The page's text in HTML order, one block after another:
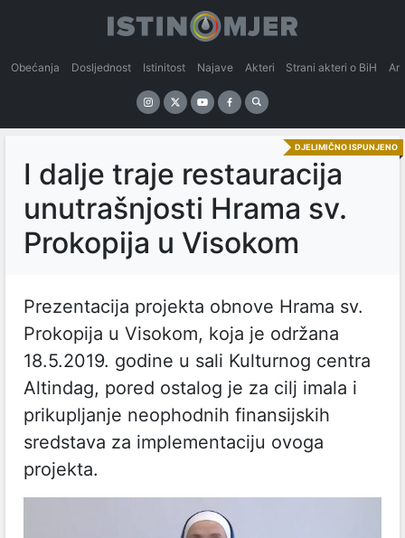
Obećanja Dosljednost Istinitost Najave Akteri Strani akteri o BiH
DJELIMIČNO ISPUNJENO
I dalje traje restauracija
unutrašnjosti Hrama sv.
Prokopija u Visokom
Prezentacija projekta obnove Hrama sv.
Prokopija u Visokom, koja je održana
18.5.2019. godine u sali Kulturnog centra
Altindag, pored ostalog je za cilj imala i
prikupljanje neophodnih finansijskih
sredstava za implementaciju ovoga
projekta.